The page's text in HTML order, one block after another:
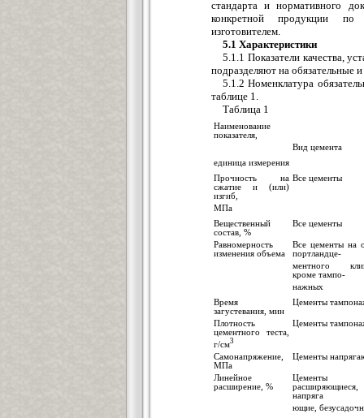
стандарта и нормативного
конкретной продукции по
изготовителем.
5.1 Характеристики
5.1.1 Показатели качества,
подразделяют на обязательные
5.1.2 Номенклатура
таблице 1.
Таблица 1
Наименование
показателя,
Вид цемента
единица измерения
Прочность на
сжатие и (или)
изгиб,
Все цементы
МПа
Вещественный
состав, %
Все цементы
Равномерность
изменения объема
Все цементы на
портландце-
ментного
кроме тампо-
нажных
Время
загустевания, мин
Цементы
Плотность
цементного теста,
г/см3
Цементы
Самонапряжение,
МПа
Цементы
Линейное
расширение, %
Цементы
расширяющиеся,
напряга
ющие,